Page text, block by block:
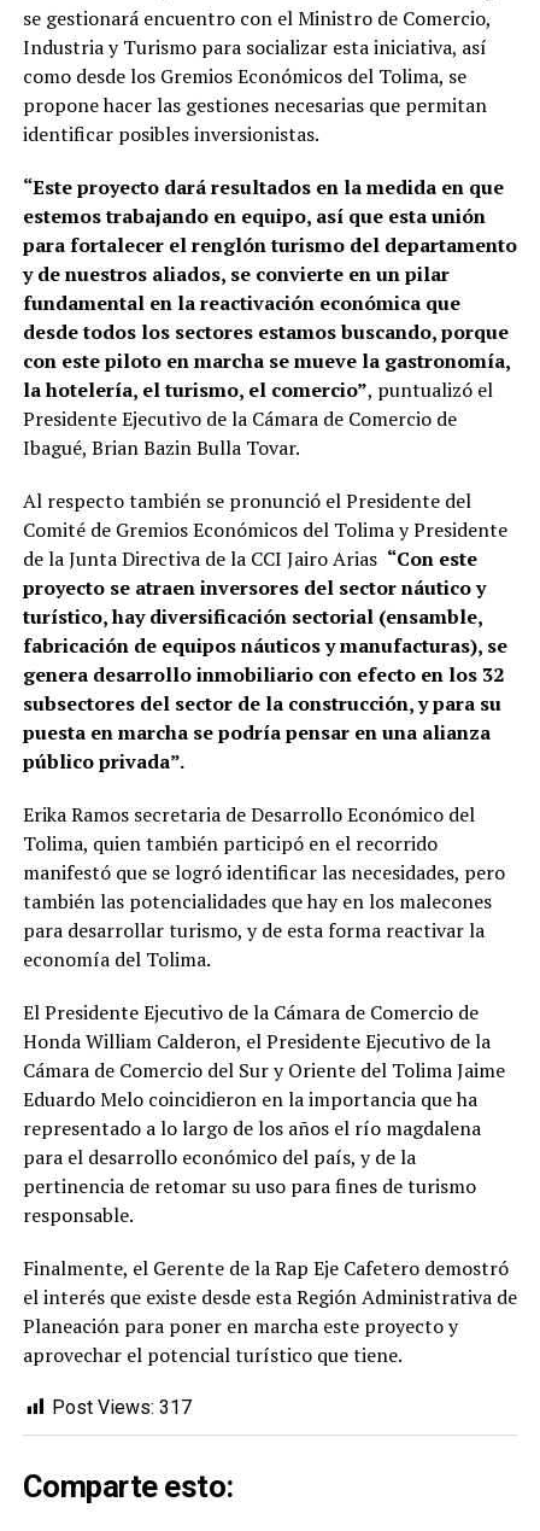
se gestionará encuentro con el Ministro de Comercio,
Industria y Turismo para socializar esta iniciativa, así
como desde los Gremios Económicos del Tolima, se
propone hacer las gestiones necesarias que permitan
identificar posibles inversionistas.
“Este proyecto dará resultados en la medida en que
estemos trabajando en equipo, así que esta unión
para fortalecer el renglón turismo del departamento
y de nuestros aliados, se convierte en un pilar
fundamental en la reactivación económica que
desde todos los sectores estamos buscando, porque
con este piloto en marcha se mueve la gastronomía,
la hotelería, el turismo, el comercio”, puntualizó el
Presidente Ejecutivo de la Cámara de Comercio de
Ibagué, Brian Bazin Bulla Tovar.
Al respecto también se pronunció el Presidente del
Comité de Gremios Económicos del Tolima y Presidente
de la Junta Directiva de la CCI Jairo Arias “Con este
proyecto se atraen inversores del sector náutico y
turístico, hay diversificación sectorial (ensamble,
fabricación de equipos náuticos y manufacturas), se
genera desarrollo inmobiliario con efecto en los 32
subsectores del sector de la construcción, y para su
puesta en marcha se podría pensar en una alianza
público privada”.
Erika Ramos secretaria de Desarrollo Económico del
Tolima, quien también participó en el recorrido
manifestó que se logró identificar las necesidades, pero
también las potencialidades que hay en los malecones
para desarrollar turismo, y de esta forma reactivar la
economía del Tolima.
El Presidente Ejecutivo de la Cámara de Comercio de
Honda William Calderon, el Presidente Ejecutivo de la
Cámara de Comercio del Sur y Oriente del Tolima Jaime
Eduardo Melo coincidieron en la importancia que ha
representado a lo largo de los años el río magdalena
para el desarrollo económico del país, y de la
pertinencia de retomar su uso para fines de turismo
responsable.
Finalmente, el Gerente de la Rap Eje Cafetero demostró
el interés que existe desde esta Región Administrativa de
Planeación para poner en marcha este proyecto y
aprovechar el potencial turístico que tiene.
Post Views: 317
Comparte esto: